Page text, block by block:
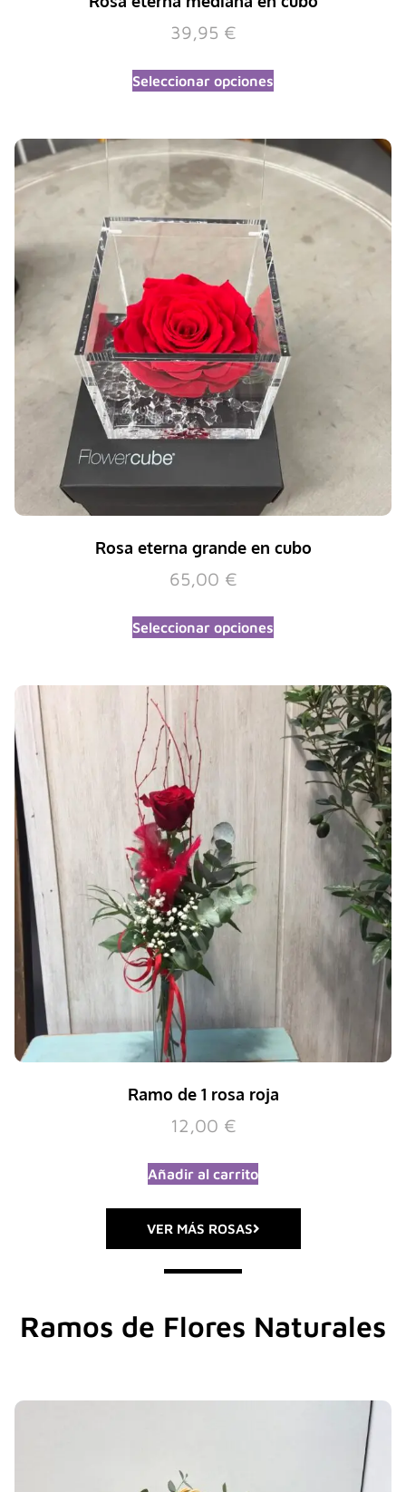
39,95 €
Seleccionar opciones
Rosa eterna grande en cubo
65,00 €
Seleccionar opciones
Ramo de 1 rosa roja
12,00 €
Añadir al carrito
VER MÁS ROSAS
Ramos de Flores Naturales